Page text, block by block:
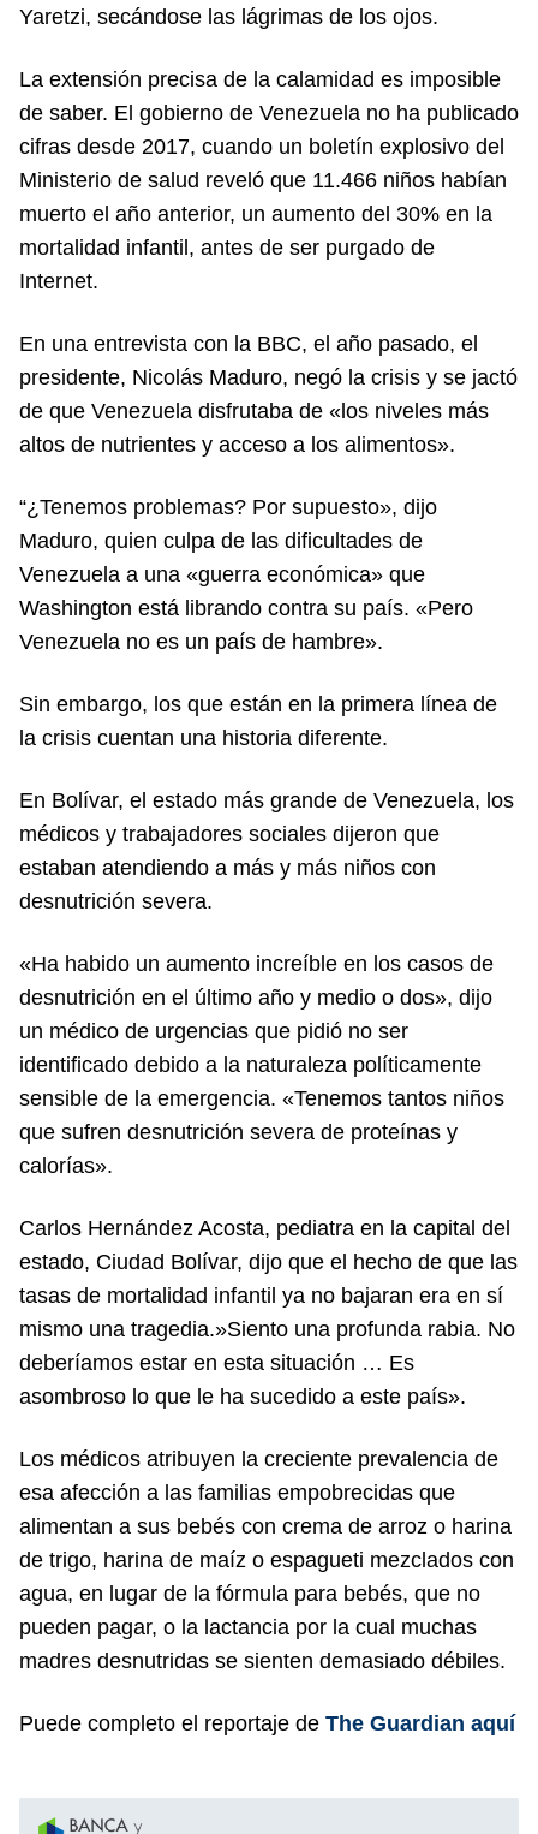
Yaretzi, secándose las lágrimas de los ojos.
La extensión precisa de la calamidad es imposible
de saber. El gobierno de Venezuela no ha publicado
cifras desde 2017, cuando un boletín explosivo del
Ministerio de salud reveló que 11.466 niños habían
muerto el año anterior, un aumento del 30% en la
mortalidad infantil, antes de ser purgado de
Internet.
En una entrevista con la BBC, el año pasado, el
presidente, Nicolás Maduro, negó la crisis y se jactó
de que Venezuela disfrutaba de «los niveles más
altos de nutrientes y acceso a los alimentos».
“¿Tenemos problemas? Por supuesto», dijo
Maduro, quien culpa de las dificultades de
Venezuela a una «guerra económica» que
Washington está librando contra su país. «Pero
Venezuela no es un país de hambre».
Sin embargo, los que están en la primera línea de
la crisis cuentan una historia diferente.
En Bolívar, el estado más grande de Venezuela, los
médicos y trabajadores sociales dijeron que
estaban atendiendo a más y más niños con
desnutrición severa.
«Ha habido un aumento increíble en los casos de
desnutrición en el último año y medio o dos», dijo
un médico de urgencias que pidió no ser
identificado debido a la naturaleza políticamente
sensible de la emergencia. «Tenemos tantos niños
que sufren desnutrición severa de proteínas y
calorías».
Carlos Hernández Acosta, pediatra en la capital del
estado, Ciudad Bolívar, dijo que el hecho de que las
tasas de mortalidad infantil ya no bajaran era en sí
mismo una tragedia.»Siento una profunda rabia. No
deberíamos estar en esta situación … Es
asombroso lo que le ha sucedido a este país».
Los médicos atribuyen la creciente prevalencia de
esa afección a las familias empobrecidas que
alimentan a sus bebés con crema de arroz o harina
de trigo, harina de maíz o espagueti mezclados con
agua, en lugar de la fórmula para bebés, que no
pueden pagar, o la lactancia por la cual muchas
madres desnutridas se sienten demasiado débiles.
Puede completo el reportaje de The Guardian aquí